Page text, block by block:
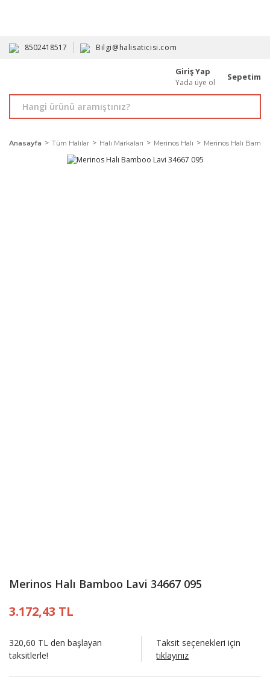
8502418517 Bilgi@halisaticisi.com
Giriş Yap
Yada üye ol
Sepetim
Anasayfa Tüm Halılar Halı Markaları Merinos Halı Merinos Halı
Merinos Halı Bamboo Lavi 34667 095
3.172,43 TL
320,60 TL den başlayan
taksitlerle!
Taksit seçenekleri için
tıklayınız